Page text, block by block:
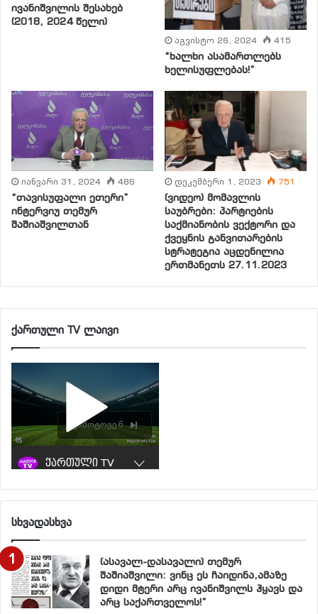
ივანიშვილის შესახებ
(2018, 2024 წელი)
აგვისტო 26, 2024 415
“ხალხი ასამართლებს
ხელისუფლებას!”
იანვარი 31, 2024 486
“თავისუფალი ეთერი”
ინტერვიუ თემურ
შაშიაშვილთან
დეკემბერი 1, 2023 751
(ვიდეო) მომავლის
საუბრები: პარტიების
საქმიანობის ვექტორი და
ქვეყნის განვითარების
სტრატეგია აცდენილია
ერთმანეთს 27.11.2023
ქართული TV ლაივი
სხვადასხვა
(ასავალ-დასავალი) თემურ
შაშიაშვილი: ვინც ეს ჩაიდინა,ამაზე
დიდი მტერი არც ივანიშვილს ჰყავს და
არც საქართველოს!”